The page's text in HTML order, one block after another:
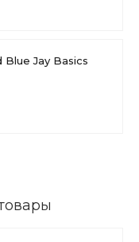
Blue Jay Basics